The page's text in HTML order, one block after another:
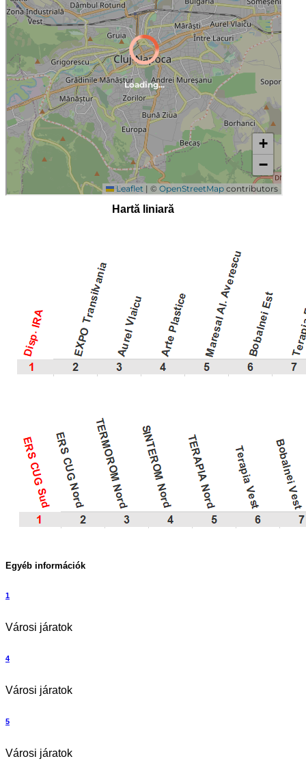
Hartă liniară
Egyéb információk
1
Városi járatok
4
Városi járatok
5
Városi járatok